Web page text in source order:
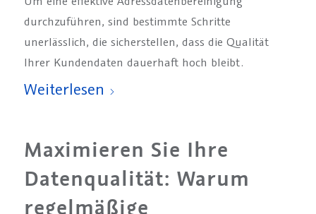
durchzuführen, sind bestimmte Schritte
unerlässlich, die sicherstellen, dass die Qualität
Ihrer Kundendaten dauerhaft hoch bleibt.
Weiterlesen
Maximieren Sie Ihre
Datenqualität: Warum
regelmäßige